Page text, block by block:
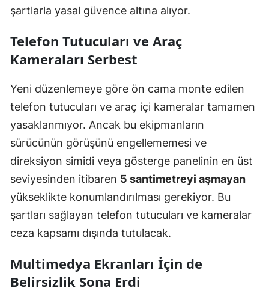
şartlarla yasal güvence altına alıyor.
Telefon Tutucuları ve Araç
Kameraları Serbest
Yeni düzenlemeye göre ön cama monte edilen
telefon tutucuları ve araç içi kameralar tamamen
yasaklanmıyor. Ancak bu ekipmanların
sürücünün görüşünü engellememesi ve
direksiyon simidi veya gösterge panelinin en üst
seviyesinden itibaren 5 santimetreyi aşmayan
yükseklikte konumlandırılması gerekiyor. Bu
şartları sağlayan telefon tutucuları ve kameralar
ceza kapsamı dışında tutulacak.
Multimedya Ekranları İçin de
Belirsizlik Sona Erdi